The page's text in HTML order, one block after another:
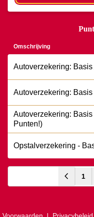
Omschrijving
Autoverzekering:
Autoverzekering:
Autoverzekering: Basis
Punten!)
Opstalverzekering -
chevron_left 1